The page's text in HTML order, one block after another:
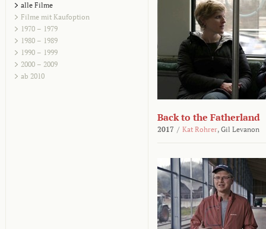
alle Filme
Filme mit Kaufoption
1970 – 1979
1980 – 1989
1990 – 1999
2000 – 2009
ab 2010
Back to the Fatherland
2017 / Kat Rohrer, Gil Levanon